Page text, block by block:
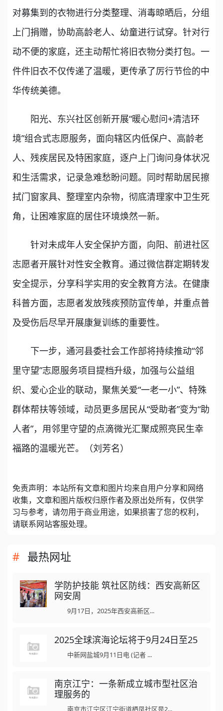
对募集到的衣物进行分类整理、消毒晾晒后，分组
上门捐赠，协助高龄老人、幼童进行试穿。针对行
动不便的家庭，还主动帮忙将旧衣物分类打包。一
件件旧衣不仅传递了温暖，更传承了厉行节俭的中
华传统美德。
阳光、东兴社区创新开展“暖心慰问+清洁环
境”组合式志愿服务，面向辖区内低保户、高龄老
人、残疾居民及特困家庭，逐户上门询问身体状况
和生活需求，记录急难愁盼问题。同时帮助居民擦
拭门窗家具、整理室内杂物，彻底清理家中卫生死
角，让困难家庭的居住环境焕然一新。
针对未成年人安全保护方面，向阳、前进社区
志愿者开展针对性安全教育。通过微信群定期转发
安全提示，分享科学实用的安全教育方法。在健康
科普方面，志愿者发放残疾预防宣传单，并重点普
及受伤后尽早开展康复训练的重要性。
下一步，通河县委社会工作部将持续推动“邻
里守望”志愿服务项目提档升级，加强与公益组
织、爱心企业的联动，聚焦关爱“一老一小”、特殊
群体帮扶等领域，动员更多居民从“受助者”变为“助
人者”，用邻里守望的点滴微光汇聚成照亮民生幸
福路的温暖光芒。（刘芳名）
免责声明：本站所有文章和图片均来自用户分享和网络
收集，文章和图片版权归原作者及原出处所有，仅供学
习与参考，请勿用于商业用途，如果损害了您的权利，
请联系网站客服处理。
最热网址
学防护技能 筑社区防线：西安高新区
网安周
9月17日，2025年西安高新区...
2025全球滨海论坛将于9月24日至25
中新网盐城9月11日电 (记者 ...
南京江宁：一条新成立城市型社区治
理服务的
南京市江宁区江宁街道栖凤社区是2...